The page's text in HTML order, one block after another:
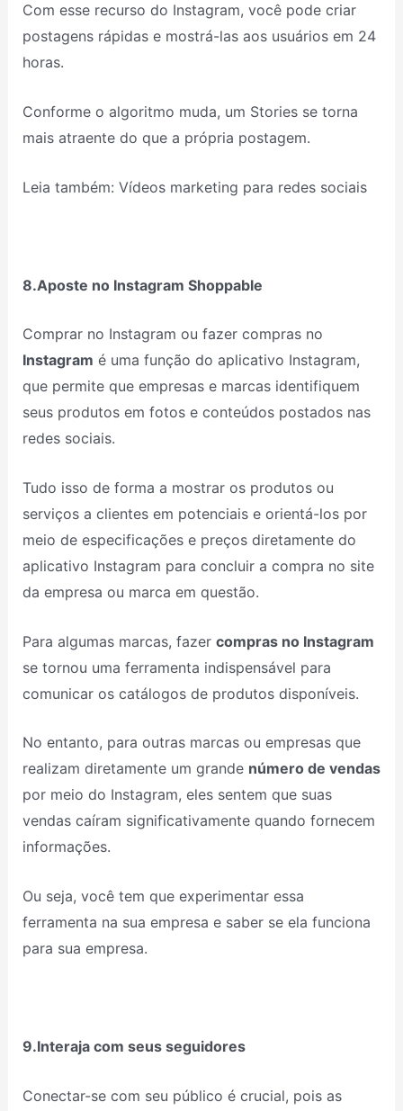
Com esse recurso do Instagram, você pode criar
postagens rápidas e mostrá-las aos usuários em 24
horas.
Conforme o algoritmo muda, um Stories se torna
mais atraente do que a própria postagem.
Leia também: Vídeos marketing para redes sociais
8.Aposte no Instagram Shoppable
Comprar no Instagram ou fazer compras no
Instagram é uma função do aplicativo Instagram,
que permite que empresas e marcas identifiquem
seus produtos em fotos e conteúdos postados nas
redes sociais.
Tudo isso de forma a mostrar os produtos ou
serviços a clientes em potenciais e orientá-los por
meio de especificações e preços diretamente do
aplicativo Instagram para concluir a compra no site
da empresa ou marca em questão.
Para algumas marcas, fazer compras no Instagram
se tornou uma ferramenta indispensável para
comunicar os catálogos de produtos disponíveis.
No entanto, para outras marcas ou empresas que
realizam diretamente um grande número de vendas
por meio do Instagram, eles sentem que suas
vendas caíram significativamente quando fornecem
informações.
Ou seja, você tem que experimentar essa
ferramenta na sua empresa e saber se ela funciona
para sua empresa.
9.Interaja com seus seguidores
Conectar-se com seu público é crucial, pois as